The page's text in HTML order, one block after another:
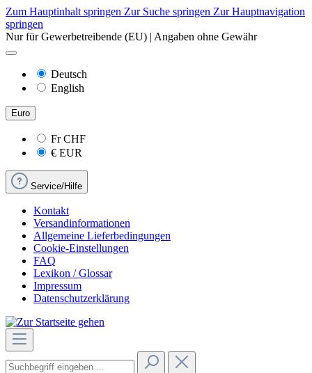
Zum Hauptinhalt springen Zur Suche springen Zur Hauptnavigation
springen
Nur für Gewerbetreibende (EU) | Angaben ohne Gewähr
Deutsch
English
Euro
FrCHF
€ EUR
Service/Hilfe
Kontakt
Versandinformationen
Allgemeine Lieferbedingungen
Cookie-Einstellungen
FAQ
Lexikon / Glossar
Impressum
Datenschutzerklärung